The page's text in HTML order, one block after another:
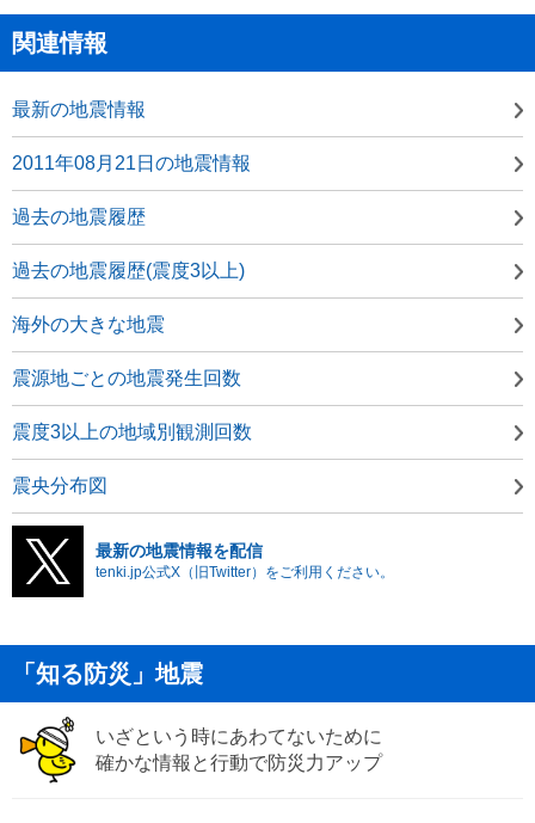
関連情報
最新の地震情報
2011年08月21日の地震情報
過去の地震履歴
過去の地震履歴(震度3以上)
海外の大きな地震
震源地ごとの地震発生回数
震度3以上の地域別観測回数
震央分布図
最新の地震情報を配信
tenki.jp公式X（旧Twitter）をご利用ください。
「知る防災」地震
いざという時にあわてないために
確かな情報と行動で防災力アップ